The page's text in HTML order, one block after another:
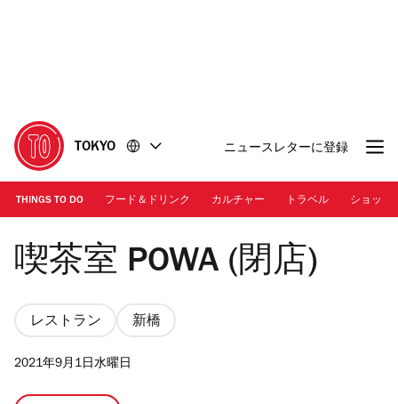
に
移
動
移
動
TOKYO ニュースレターに登録
THINGS TO DO フード＆ドリンク カルチャー トラベル ショッピ
喫茶室 POWA
喫茶室 POWA (閉店)
レストラン 新橋
2021年9月1日水曜日